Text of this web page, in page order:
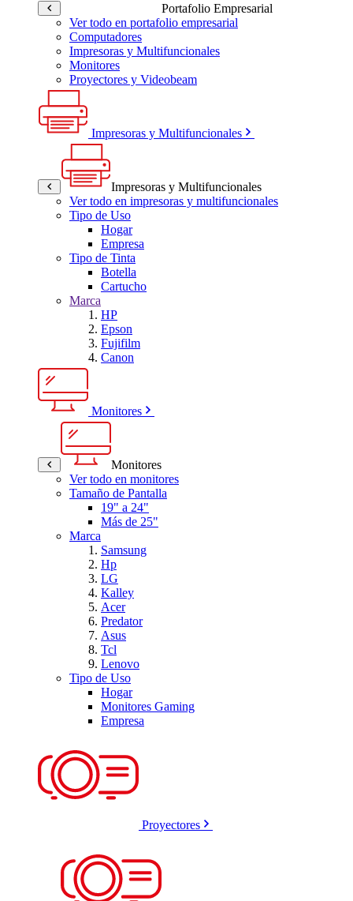
Portafolio Empresarial
Ver todo en portafolio empresarial
Computadores
Impresoras y Multifuncionales
Monitores
Proyectores y Videobeam
Impresoras y Multifuncionales
Impresoras y Multifuncionales
Ver todo en impresoras y multifuncionales
Tipo de Uso
Hogar
Empresa
Tipo de Tinta
Botella
Cartucho
Marca
HP
Epson
Fujifilm
Canon
Monitores
Monitores
Ver todo en monitores
Tamaño de Pantalla
19" a 24"
Más de 25"
Marca
Samsung
Hp
LG
Kalley
Acer
Predator
Asus
Tcl
Lenovo
Tipo de Uso
Hogar
Monitores Gaming
Empresa
Proyectores